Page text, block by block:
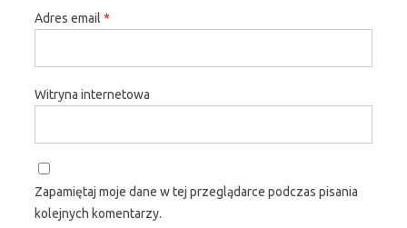
Adres email *
Witryna internetowa
Zapamiętaj moje dane w tej przeglądarce podczas pisania
kolejnych komentarzy.